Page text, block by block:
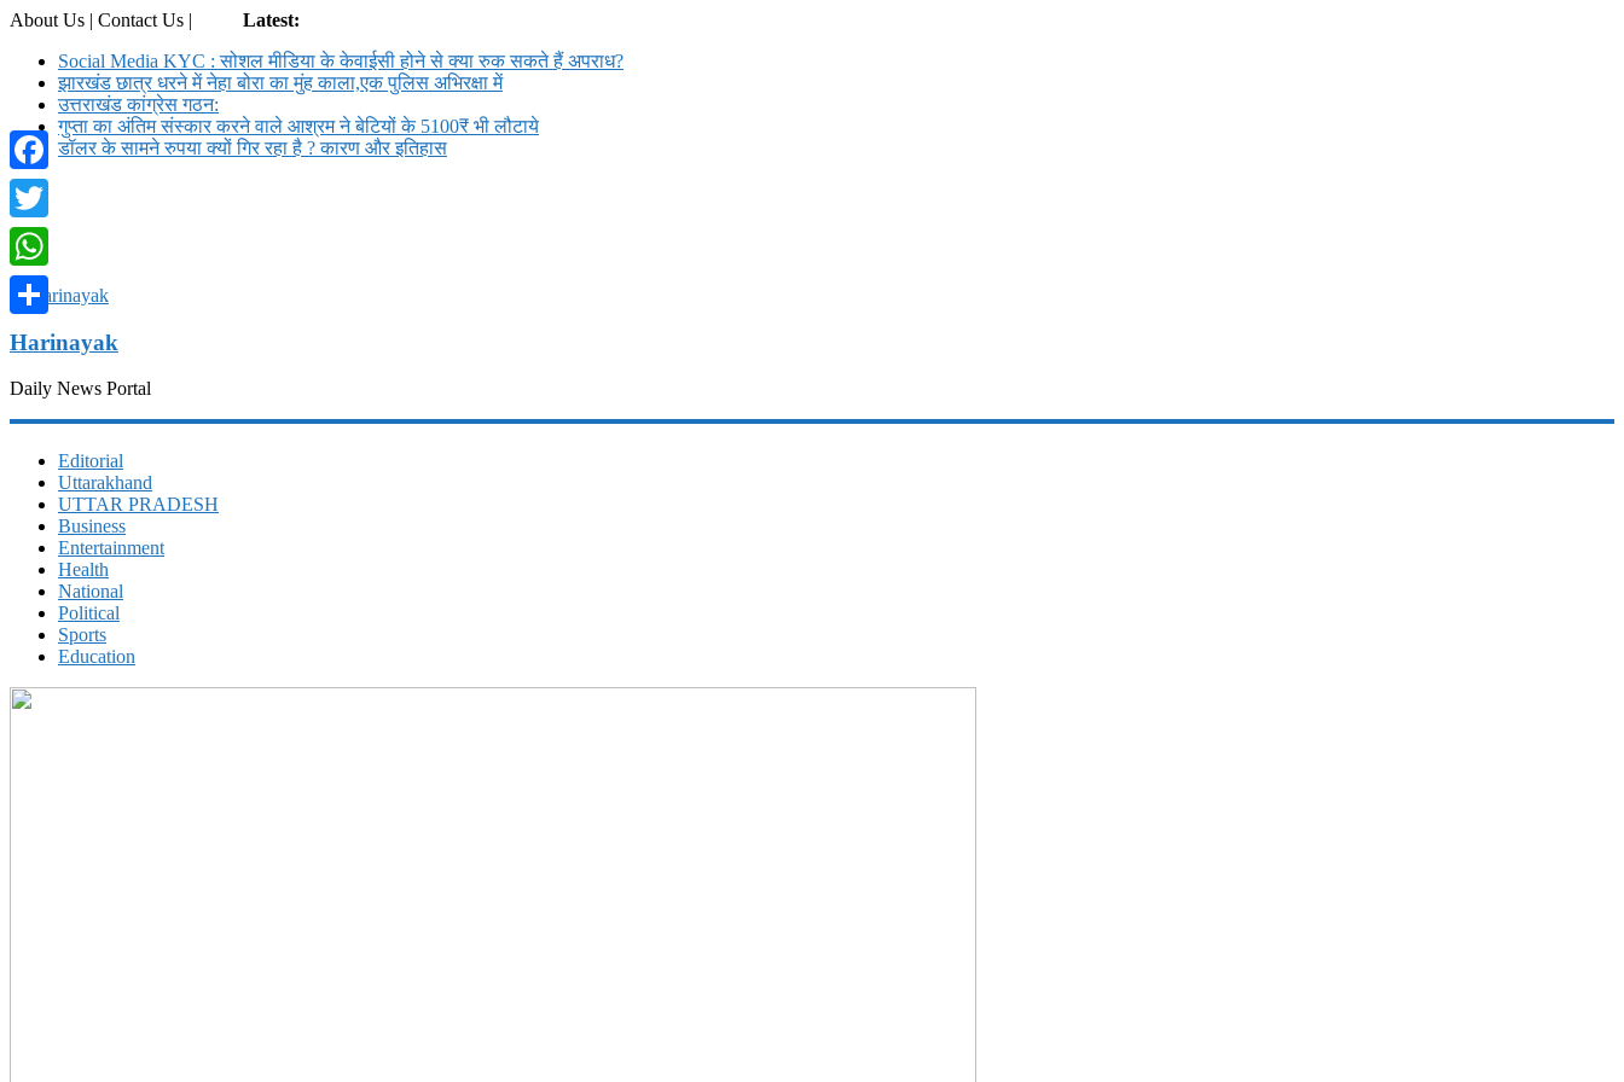
About Us | Contact Us |
Latest:
Social Media KYC : सोशल मीडिया के केवाईसी होने से क्या रुक सकते हैं अपराध?
झारखंड छात्र धरने में नेहा बोरा का मुंह काला,एक पुलिस अभिरक्षा में
उत्तराखंड कांग्रेस गठन:
गुप्ता का अंतिम संस्कार करने वाले आश्रम ने बेटियों के 5100₹ भी लौटाये
डॉलर के सामने रुपया क्यों गिर रहा है ? कारण और इतिहास
Harinayak
Daily News Portal
Editorial
Uttarakhand
UTTAR PRADESH
Business
Entertainment
Health
National
Political
Sports
Education
Facebook
Twitter
WhatsApp
Share